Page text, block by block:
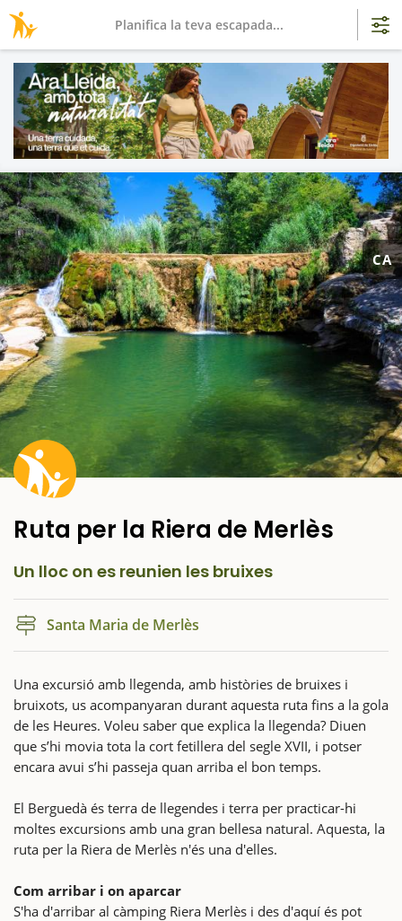
CA
Ruta per la Riera de Merlès
Un lloc on es reunien les bruixes
Santa Maria de Merlès
Una excursió amb llegenda, amb històries de bruixes i
bruixots, us acompanyaran durant aquesta ruta fins a la gola
de les Heures. Voleu saber que explica la llegenda? Diuen
que s’hi movia tota la cort fetillera del segle XVII, i potser
encara avui s’hi passeja quan arriba el bon temps.
El Berguedà és terra de llegendes i terra per practicar-hi
moltes excursions amb una gran bellesa natural. Aquesta, la
ruta per la Riera de Merlès n'és una d'elles.
Com arribar i on aparcar
S'ha d'arribar al càmping Riera Merlès i des d'aquí és pot
Planifica la teva escapada...